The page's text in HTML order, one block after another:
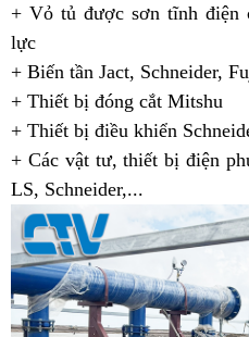
+ Vỏ tủ được sơn tĩnh điện
lực
+ Biến tần Jact, Schneider,
+ Thiết bị đóng cắt Mitshu
+ Thiết bị điều khiển
+ Các vật tư, thiết bị điện
LS, Schneider,...